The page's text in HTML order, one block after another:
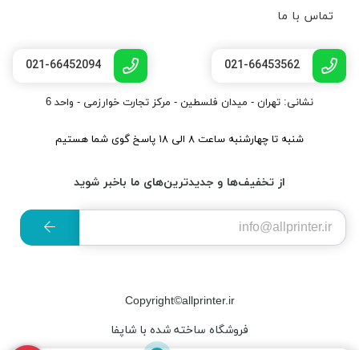
تماس با ما
021-66453562
021-66452094
نشانی: تهران - میدان فلسطین - مرکز تجارت خوارزمی - واحد 6
شنبه تا چهارشنبه ساعت ۸ الی ۱۸ پاسخ گوی شما هستیم
از تخفیف‌ها و جدیدترین‌های ما باخبر شوید
Copyright©allprinter.ir
فروشگاه ساخته شده با شاپفا